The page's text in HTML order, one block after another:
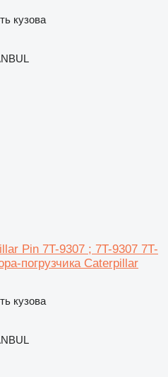
кузова
Pin 7T-9307 ; 7T-9307 7T-
погрузчика Caterpillar
кузова